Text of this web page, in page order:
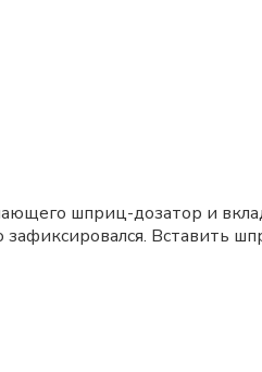
шприц-дозатор и
Вставить